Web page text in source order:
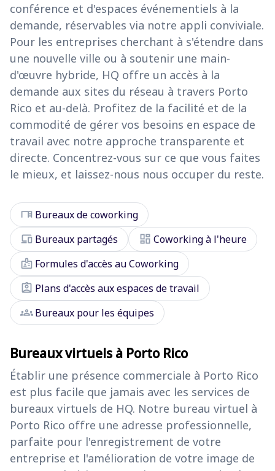
conférence et d'espaces événementiels à la
demande, réservables via notre appli conviviale.
Pour les entreprises cherchant à s'étendre dans
une nouvelle ville ou à soutenir une main-
d'œuvre hybride, HQ offre un accès à la
demande aux sites du réseau à travers Porto
Rico et au-delà. Profitez de la facilité et de la
commodité de gérer vos besoins en espace de
travail avec notre approche transparente et
directe. Concentrez-vous sur ce que vous faites
le mieux, et laissez-nous nous occuper du reste.
desk Bureaux de coworking
devices Bureaux partagés dashboard Coworking à l'heure
badge Formules d'accès au Coworking
assignment_ind Plans d'accès aux espaces de travail
groupsBureaux pour les équipes
Bureaux virtuels à Porto Rico
Établir une présence commerciale à Porto Rico
est plus facile que jamais avec les services de
bureaux virtuels de HQ. Notre bureau virtuel à
Porto Rico offre une adresse professionnelle,
parfaite pour l'enregistrement de votre
entreprise et l'amélioration de votre image de